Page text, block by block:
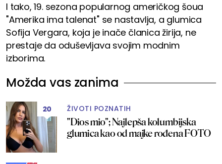
I tako, 19. sezona popularnog američkog šoua
"Amerika ima talenat" se nastavlja, a glumica
Sofija Vergara, koja je inače članica žirija, ne
prestaje da oduševljava svojim modnim
izborima.
Možda vas zanima
20 ŽIVOTI POZNATIH
"Dios mio"; Najlepša kolumbijska
glumica kao od majke rođena FOTO